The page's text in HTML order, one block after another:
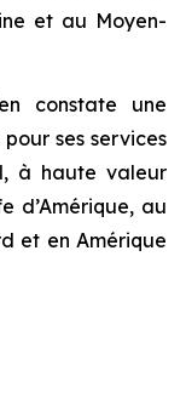
et au Moyen-
constate une
ses services
à haute valeur
d’Amérique, au
et en Amérique